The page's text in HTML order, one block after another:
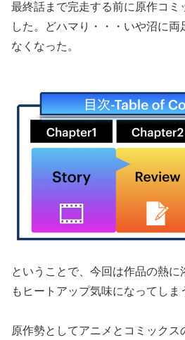
最終話まで完走する前に原作コミ
した。どハマり・・・いや沼に
なくなった。
ということで、今回は作品の熱
もヒートアップ気味になってしま
原作勢としてアニメとコミック